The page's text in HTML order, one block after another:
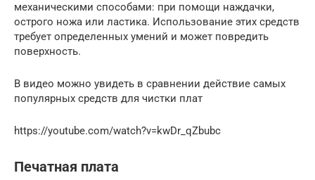
механическими способами: при помощи наждачки,
острого ножа или ластика. Использование этих средств
требует определенных умений и может повредить
поверхность.
В видео можно увидеть в сравнении действие самых
популярных средств для чистки плат
https://youtube.com/watch?v=kwDr_qZbubc
Печатная плата